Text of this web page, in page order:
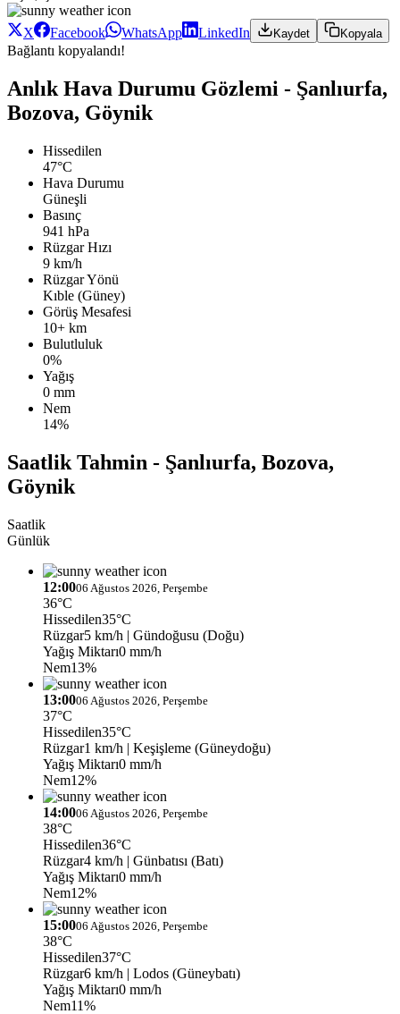
X Facebook WhatsApp LinkedIn Kaydet Kopyala
Bağlantı kopyalandı!
Anlık Hava Durumu Gözlemi - Şanlıurfa,
Bozova, Göynik
Hissedilen
47°C
Hava Durumu
Güneşli
Basınç
941 hPa
Rüzgar Hızı
9 km/h
Rüzgar Yönü
Kıble (Güney)
Görüş Mesafesi
10+ km
Bulutluluk
0%
Yağış
0 mm
Nem
14%
Saatlik Tahmin - Şanlıurfa, Bozova,
Göynik
Saatlik
Günlük
12:0006 Ağustos 2026, Perşembe
36°C
Hissedilen35°C
Rüzgar5 km/h | Gündoğusu (Doğu)
Yağış Miktarı0 mm/h
Nem13%
13:0006 Ağustos 2026, Perşembe
37°C
Hissedilen35°C
Rüzgar1 km/h | Keşişleme (Güneydoğu)
Yağış Miktarı0 mm/h
Nem12%
14:0006 Ağustos 2026, Perşembe
38°C
Hissedilen36°C
Rüzgar4 km/h | Günbatısı (Batı)
Yağış Miktarı0 mm/h
Nem12%
15:0006 Ağustos 2026, Perşembe
38°C
Hissedilen37°C
Rüzgar6 km/h | Lodos (Güneybatı)
Yağış Miktarı0 mm/h
Nem11%